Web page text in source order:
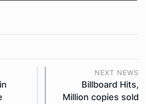
NEXT NEWS
Billboard Hits,
Million copies sold